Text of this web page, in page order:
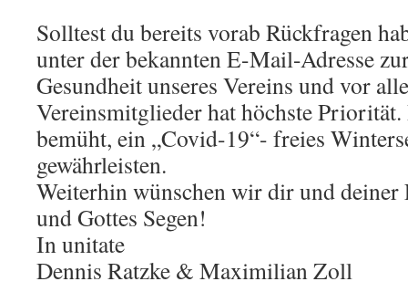
Solltest du bereits vorab Rückfragen
unter der bekannten E-Mail-Adresse
Gesundheit unseres Vereins und vor
Vereinsmitglieder hat höchste
bemüht, ein „Covid-19“- freies
gewährleisten.
Weiterhin wünschen wir dir und deiner
und Gottes Segen!
In unitate
Dennis Ratzke & Maximilian Zoll